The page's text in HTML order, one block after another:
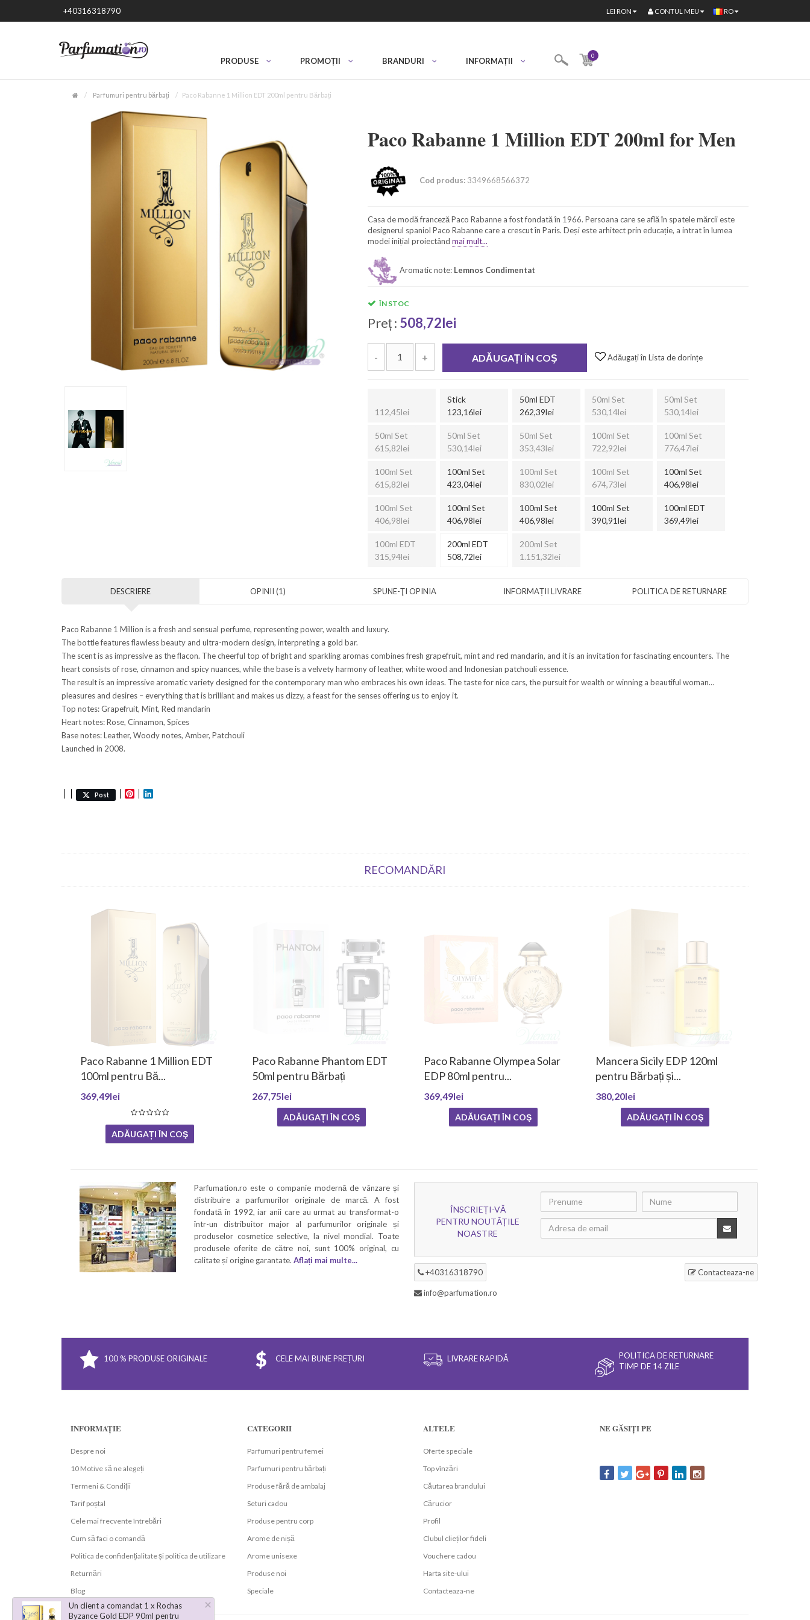
+40316318790 RO
LEI RON CONTUL MEU
PRODUSE PROMOȚII BRANDURI INFORMAȚII
0
Parfumuri pentru bărbați Paco Rabanne 1 Million EDT 200ml pentru Bărbați
Paco Rabanne 1 Million EDT 200ml for Men
Cod produs:3349668566372
Casa de modă franceză Paco Rabanne a fost fondată în 1966. Persoana care se află în spatele mărcii este
designerul spaniol Paco Rabanne care a crescut în Paris. Deși este arhitect prin educație, a intrat în lumea
modei inițial proiectând mai mult...
Aromatic note: Lemnos Condimentat
ÎN STOC
Preț : 508,72lei
- + ADĂUGAȚI ÎN COŞ Adăugați în Lista de dorințe
112,45lei
Stick
123,16lei
50ml EDT
262,39lei
50ml Set
530,14lei
50ml Set
530,14lei
50ml Set
615,82lei
50ml Set
530,14lei
50ml Set
353,43lei
100ml Set
722,92lei
100ml Set
776,47lei
100ml Set
615,82lei
100ml Set
423,04lei
100ml Set
830,02lei
100ml Set
674,73lei
100ml Set
406,98lei
100ml Set
406,98lei
100ml Set
406,98lei
100ml Set
406,98lei
100ml Set
390,91lei
100ml EDT
369,49lei
100ml EDT
315,94lei
200ml EDT
508,72lei
200ml Set
1.151,32lei
DESCRIERE OPINII (1) SPUNE-ŢI OPINIA INFORMAȚII LIVRARE POLITICA DE RETURNARE
Paco Rabanne 1 Million is a fresh and sensual perfume, representing power, wealth and luxury.
The bottle features flawless beauty and ultra-modern design, interpreting a gold bar.
The scent is as impressive as the flacon. The cheerful top of bright and sparkling aromas combines fresh grapefruit, mint and red mandarin, and it is an invitation for fascinating encounters. The
heart consists of rose, cinnamon and spicy nuances, while the base is a velvety harmony of leather, white wood and Indonesian patchouli essence.
The result is an impressive aromatic variety designed for the contemporary man who embraces his own ideas. The taste for nice cars, the pursuit for wealth or winning a beautiful woman…
pleasures and desires – everything that is brilliant and makes us dizzy, a feast for the senses offering us to enjoy it.
Top notes: Grapefruit, Mint, Red mandarin
Heart notes: Rose, Cinnamon, Spices
Base notes: Leather, Woody notes, Amber, Patchouli
Launched in 2008.
Post Pinterest
RECOMANDĂRI
Paco Rabanne 1 Million EDT
100ml pentru Bă...
369,49lei
ADĂUGAȚI ÎN COŞ
Paco Rabanne Phantom EDT
50ml pentru Bărbați
267,75lei
ADĂUGAȚI ÎN COŞ
Paco Rabanne Olympea Solar
EDP 80ml pentru...
369,49lei
ADĂUGAȚI ÎN COŞ
Mancera Sicily EDP 120ml
pentru Bărbați și...
380,20lei
ADĂUGAȚI ÎN COŞ
Parfumation.ro este o companie modernă de vânzare și
distribuire a parfumurilor originale de marcă. A fost
fondată în 1992, iar anii care au urmat au transformat-o
într-un distribuitor major al parfumurilor originale și
produselor cosmetice selective, la nivel mondial. Toate
produsele oferite de către noi, sunt 100% original, cu
calitate și origine garantate. Aflați mai multe...
ÎNSCRIEȚI-VĂ
PENTRU NOUTĂȚILE
NOASTRE
+40316318790 Contacteaza-ne
info@parfumation.ro
100 % PRODUSE ORIGINALE CELE MAI BUNE PREȚURI LIVRARE RAPIDĂ
POLITICA DE RETURNARE
TIMP DE 14 ZILE
INFORMAȚIE
Despre noi
10 Motive să ne alegeți
Termeni & Condiții
Tarif poștal
Cele mai frecvente întrebări
Cum să faci o comandă
Politica de confidențialitate și politica de utilizare
Returnări
Blog
CATEGORII
Parfumuri pentru femei
Parfumuri pentru bărbați
Produse fără de ambalaj
Seturi cadou
Produse pentru corp
Arome de nișă
Arome unisexe
Produse noi
Speciale
ALTELE
Oferte speciale
Top vînzări
Căutarea brandului
Cărucior
Profil
Clubul clieților fideli
Vouchere cadou
Harta site-ului
Contacteaza-ne
NE GĂSIȚI PE
×
Un client a comandat 1 x Rochas
Byzance Gold EDP 90ml pentru